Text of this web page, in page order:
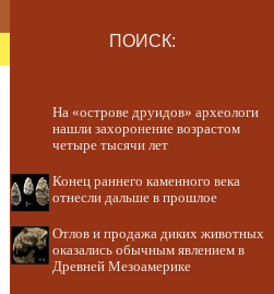
ПОИСК:
На «острове друидов» археологи
нашли захоронение возрастом
четыре тысячи лет
Конец раннего каменного века
отнесли дальше в прошлое
Отлов и продажа диких животных
оказались обычным явлением в
Древней Мезоамерике